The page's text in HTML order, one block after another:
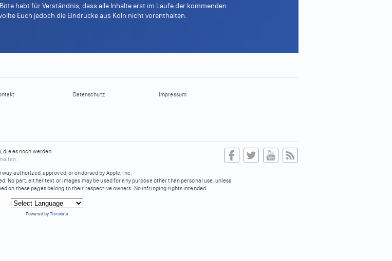
habt für Verständnis, dass alle Inhalte erst im Laufe der kommenden
Euch jedoch die Eindrücke aus Köln nicht vorenthalten.
Datenschutz Impressum
die es noch werden.
way authorized, approved, or endorsed by Apple, Inc.
No part, either text or images may be used for any purpose other than personal use, unless
on these pages belong to their respective owners. No infringing rights intended.
Powered byTranslate